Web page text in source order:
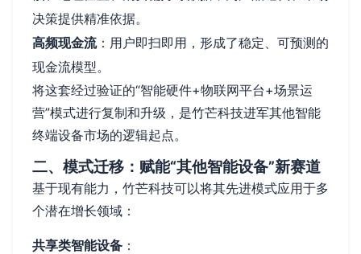
决策提供精准依据。
高频现金流：用户即扫即用，形成了稳定、可预测的
现金流模型。
将这套经过验证的“智能硬件+物联网平台+场景运
营”模式进行复制和升级，是竹芒科技进军其他智能
终端设备市场的逻辑起点。
二、模式迁移：赋能“其他智能设备”新赛道
基于现有能力，竹芒科技可以将其先进模式应用于多
个潜在增长领域：
共享类智能设备 ：